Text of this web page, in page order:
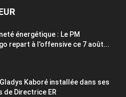
énergétique : Le PM
repart à l’offensive ce 7 août...
Gladys Kaboré installée dans ses
de Directrice ER